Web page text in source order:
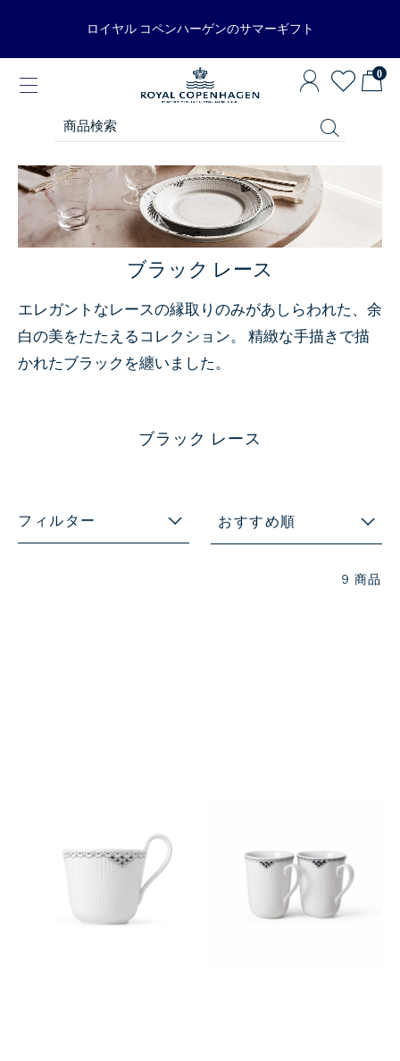
ロイヤル コペンハーゲンのサマーギフト
0
ブラック レース
エレガントなレースの縁取りのみがあしらわれた、余
白の美をたたえるコレクション。 精緻な手描きで描
かれたブラックを纏いました。
ブラック レース
フィルター おすすめ順
9 商品
￥12,100(税込) ￥14,300(税込)